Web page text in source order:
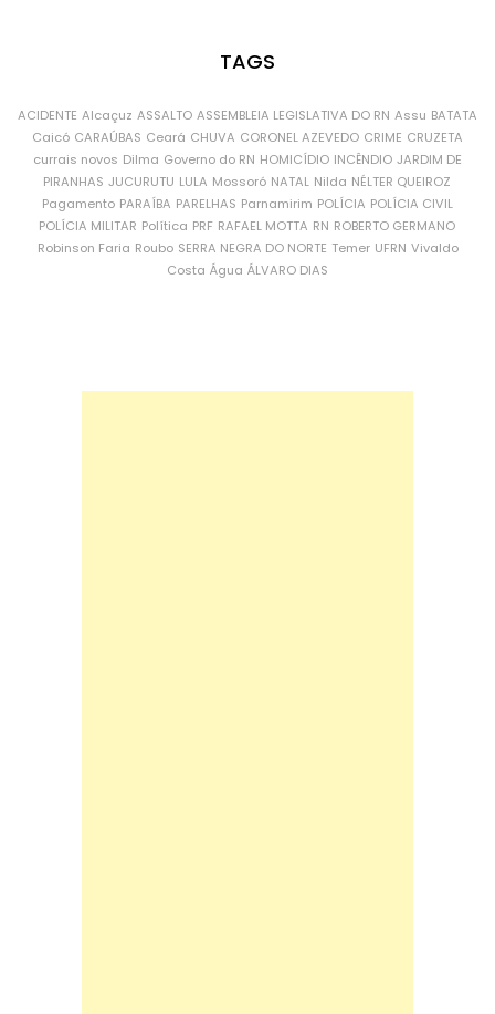
TAGS
ACIDENTE Alcaçuz ASSALTO ASSEMBLEIA LEGISLATIVA DO RN Assu BATATA
Caicó CARAÚBAS Ceará CHUVA CORONEL AZEVEDO CRIME CRUZETA
currais novos Dilma Governo do RN HOMICÍDIO INCÊNDIO JARDIM DE
PIRANHAS JUCURUTU LULA Mossoró NATAL Nilda NÉLTER QUEIROZ
Pagamento PARAÍBA PARELHAS Parnamirim POLÍCIA POLÍCIA CIVIL
POLÍCIA MILITAR Política PRF RAFAEL MOTTA RN ROBERTO GERMANO
Robinson Faria Roubo SERRA NEGRA DO NORTE Temer UFRN Vivaldo
Costa Água ÁLVARO DIAS